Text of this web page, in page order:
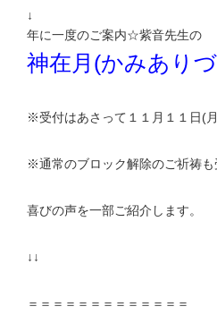
↓
年に一度のご案内☆紫音先生の
神在月(かみあり
※受付はあさって１１月１１日(月
※通常のブロック解除のご祈祷も
喜びの声を一部ご紹介します。
↓↓
＝＝＝＝＝＝＝＝＝＝＝＝＝